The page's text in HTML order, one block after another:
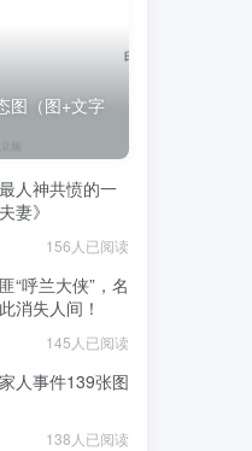
图（图+文字
人神共愤的一
妻》
156人已阅读
“呼兰大侠”，名
消失人间！
145人已阅读
人事件139张图
138人已阅读